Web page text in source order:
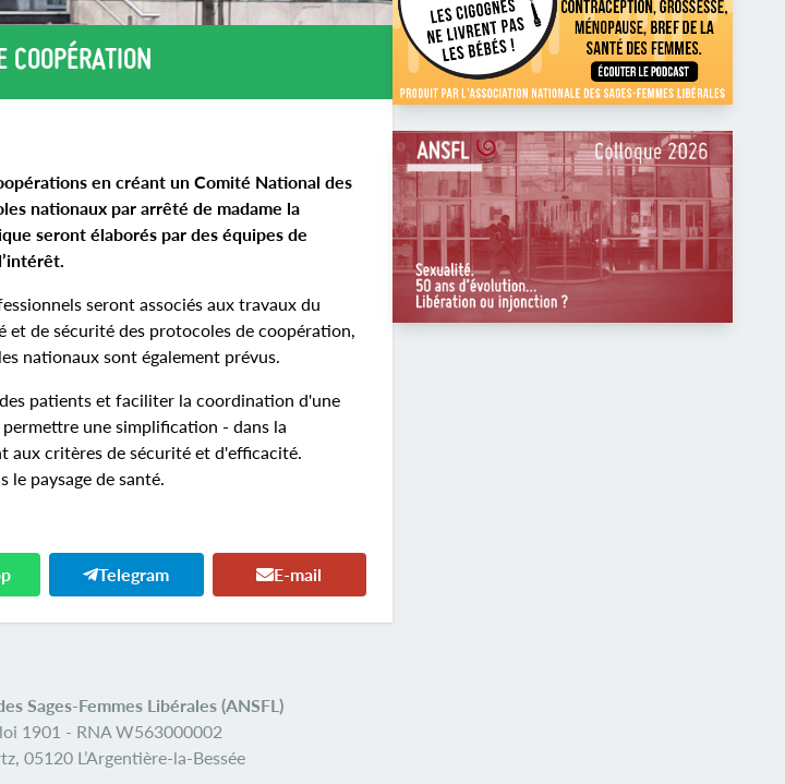
COOPÉRATION
en créant un Comité National des
nationaux par arrêté de madame la
seront élaborés par des équipes de
seront associés aux travaux du
de sécurité des protocoles de coopération,
nationaux sont également prévus.
patients et faciliter la coordination d'une
une simplification - dans la
aux critères de sécurité et d'efficacité.
paysage de santé.
Telegram E-mail
Sages-Femmes Libérales (ANSFL)
1901 - RNA W563000002
05120 L’Argentière-la-Bessée